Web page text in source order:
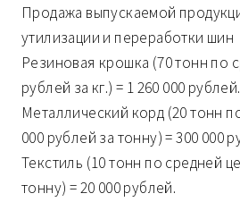
Продажа выпускаемой
утилизации и переработки шин
Резиновая крошка (70 тонн по
рублей за кг.) = 1 260 000 рублей.
Металлический корд (20 тонн
000 рублей за тонну) = 300 000
Текстиль (10 тонн по средней
тонну) = 20 000 рублей.